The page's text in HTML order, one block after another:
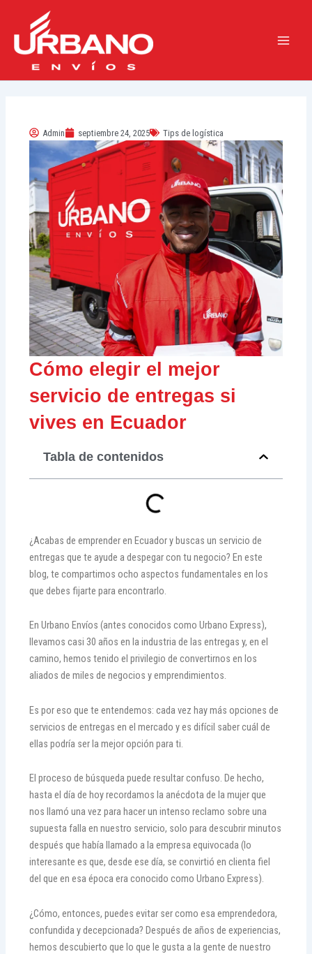
contenido
Admin septiembre 24, 2025 Tips de logística
Cómo elegir el mejor
servicio de entregas si
vives en Ecuador
Tabla de contenidos
¿Acabas de emprender en Ecuador y buscas un servicio de
entregas que te ayude a despegar con tu negocio? En este
blog, te compartimos ocho aspectos fundamentales en los
que debes fijarte para encontrarlo.
En Urbano Envíos (antes conocidos como Urbano Express),
llevamos casi 30 años en la industria de las entregas y, en el
camino, hemos tenido el privilegio de convertirnos en los
aliados de miles de negocios y emprendimientos.
Es por eso que te entendemos: cada vez hay más opciones de
servicios de entregas en el mercado y es difícil saber cuál de
ellas podría ser la mejor opción para ti.
El proceso de búsqueda puede resultar confuso. De hecho,
hasta el día de hoy recordamos la anécdota de la mujer que
nos llamó una vez para hacer un intenso reclamo sobre una
supuesta falla en nuestro servicio, solo para descubrir minutos
después que había llamado a la empresa equivocada (lo
interesante es que, desde ese día, se convirtió en clienta fiel
del que en esa época era conocido como Urbano Express).
¿Cómo, entonces, puedes evitar ser como esa emprendedora,
confundida y decepcionada? Después de años de experiencias,
hemos descubierto que lo que le gusta a la gente de nuestro